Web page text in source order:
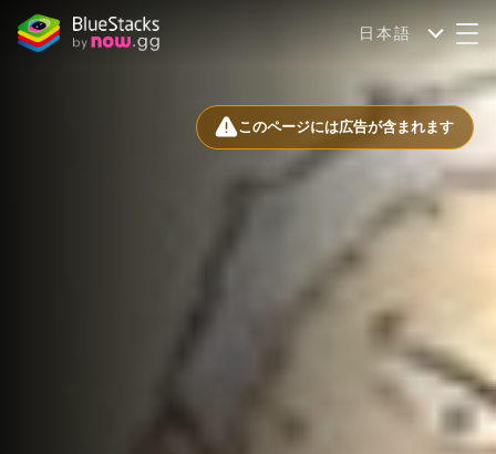
日本語
このページには広告が含まれます